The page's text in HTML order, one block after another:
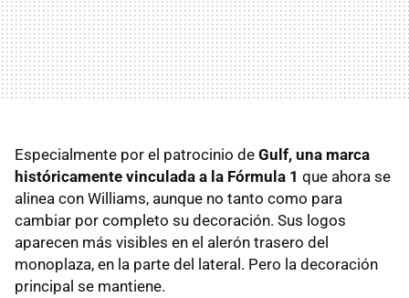
Especialmente por el patrocinio de Gulf, una marca
históricamente vinculada a la Fórmula 1 que ahora se
alinea con Williams, aunque no tanto como para
cambiar por completo su decoración. Sus logos
aparecen más visibles en el alerón trasero del
monoplaza, en la parte del lateral. Pero la decoración
principal se mantiene.